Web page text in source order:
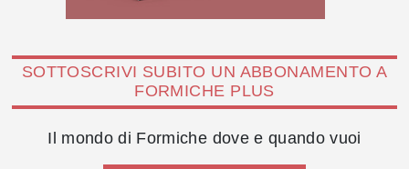
SOTTOSCRIVI SUBITO UN ABBONAMENTO A
FORMICHE PLUS
Il mondo di Formiche dove e quando vuoi